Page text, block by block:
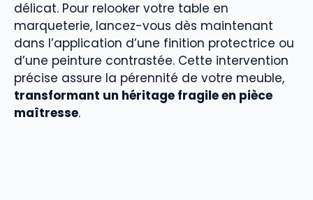
délicat. Pour relooker votre table en
marqueterie, lancez-vous dès maintenant
dans l’application d’une finition protectrice ou
d’une peinture contrastée. Cette intervention
précise assure la pérennité de votre meuble,
transformant un héritage fragile en pièce
maîtresse.